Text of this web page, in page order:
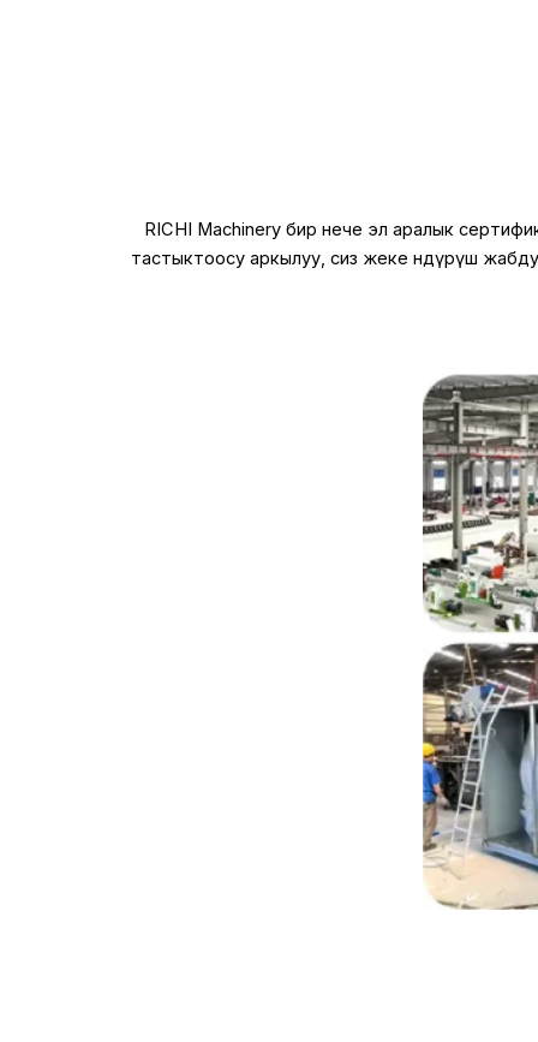
RICHI Machinery бир нече эл аралык
тастыктоосу аркылуу, сиз жеке өндүрүш